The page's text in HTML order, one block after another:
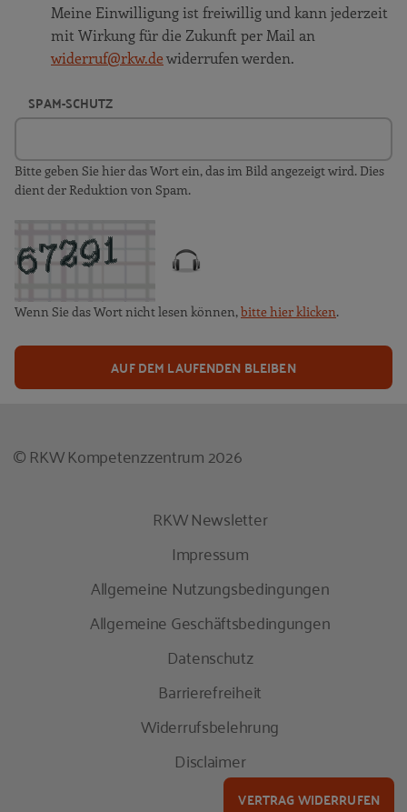
Meine Einwilligung ist freiwillig und kann jederzeit
mit Wirkung für die Zukunft per Mail an
widerruf@rkw.dewiderrufen werden.
SPAM-SCHUTZ
Bitte geben Sie hier das Wort ein, das im Bild angezeigt wird. Dies
dient der Reduktion von Spam.
Wenn Sie das Wort nicht lesen können, bitte hier klicken.
AUF DEM LAUFENDEN BLEIBEN
© RKW Kompetenzzentrum 2026
RKW Newsletter
Impressum
Allgemeine Nutzungsbedingungen
Allgemeine Geschäftsbedingungen
Datenschutz
Barrierefreiheit
Widerrufsbelehrung
Disclaimer
VERTRAG WIDERRUFEN